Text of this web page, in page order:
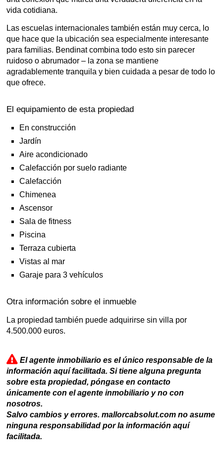
vida cotidiana.
Las escuelas internacionales también están muy cerca, lo
que hace que la ubicación sea especialmente interesante
para familias. Bendinat combina todo esto sin parecer
ruidoso o abrumador – la zona se mantiene
agradablemente tranquila y bien cuidada a pesar de todo lo
que ofrece.
El equipamiento de esta propiedad
En construcción
Jardín
Aire acondicionado
Calefacción por suelo radiante
Calefacción
Chimenea
Ascensor
Sala de fitness
Piscina
Terraza cubierta
Vistas al mar
Garaje para 3 vehículos
Otra información sobre el inmueble
La propiedad también puede adquirirse sin villa por
4.500.000 euros.
El agente inmobiliario es el único responsable de la
información aquí facilitada. Si tiene alguna pregunta
sobre esta propiedad, póngase en contacto
únicamente con el agente inmobiliario y no con
nosotros.
Salvo cambios y errores. mallorcabsolut.com no asume
ninguna responsabilidad por la información aquí
facilitada.